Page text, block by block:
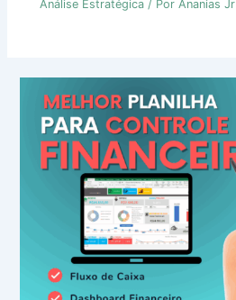
Análise Estratégica / PorAnanias Jr